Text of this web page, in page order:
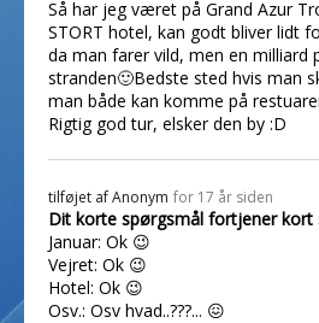
Så har jeg været på Grand Azur
STORT hotel, kan godt bliver lidt
da man farer vild, men en milliard
stranden🙂Bedste sted hvis man
man både kan komme på
Rigtig god tur, elsker den by :D
tilføjet afAnonym for 17 år siden
Dit korte spørgsmål fortjener kort
Januar: Ok 😉
Vejret: Ok 😉
Hotel: Ok 😉
Osv.: Osv hvad..???... 😖